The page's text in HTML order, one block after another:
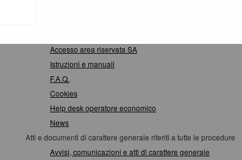
Accesso area riservata SA
Istruzioni e manuali
F.A.Q.
Cookies
Help desk operatore economico
News
Atti e documenti di carattere generale riferiti a tutte le procedure
Avvisi, comunicazioni e atti di carattere generale